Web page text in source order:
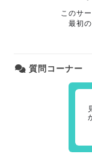
このサ
最初
質問コーナー